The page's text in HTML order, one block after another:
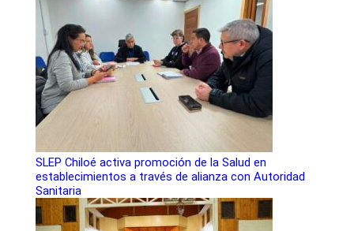
SLEP Chiloé activa promoción de la Salud en
establecimientos a través de alianza con Autoridad
Sanitaria